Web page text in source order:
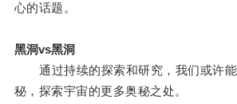
心的话题。
黑洞vs黑洞
通过持续的探索和研究，我们或许能
秘，探索宇宙的更多奥秘之处。